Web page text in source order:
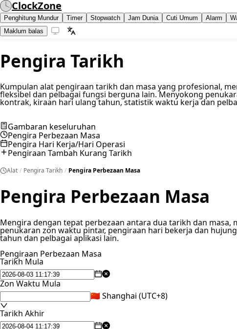
ClockZone
Penghitung Mundur Timer Stopwatch Jam Dunia Cuti Umum Alarm
Maklum balas
Pengira Tarikh
Kumpulan alat pengiraan tarikh dan masa yang profesional,
fleksibel dan pelbagai fungsi berguna lain. Menyokong
kontrak, kiraan hari ulang tahun, statistik waktu kerja dan
Gambaran keseluruhan
Pengira Perbezaan Masa
Pengira Hari Kerja/Hari Operasi
Pengiraan Tambah Kurang Tarikh
Alat / Pengira Tarikh / Pengira Perbezaan Masa
Pengira Perbezaan Masa
Mengira dengan tepat perbezaan antara dua tarikh dan
penukaran zon waktu pintar, pengiraan hari bekerja dan
tahun dan pelbagai aplikasi lain.
Pengiraan Perbezaan Masa
Tarikh Mula
Zon Waktu Mula
🇨🇳 Shanghai (UTC+8)
Tarikh Akhir